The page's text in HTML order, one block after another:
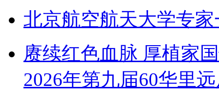
北京航空航天大学专
赓续红色血脉 厚植家
2026年第九届60华里